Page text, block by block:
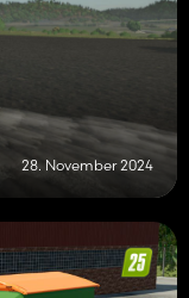
28. November 2024